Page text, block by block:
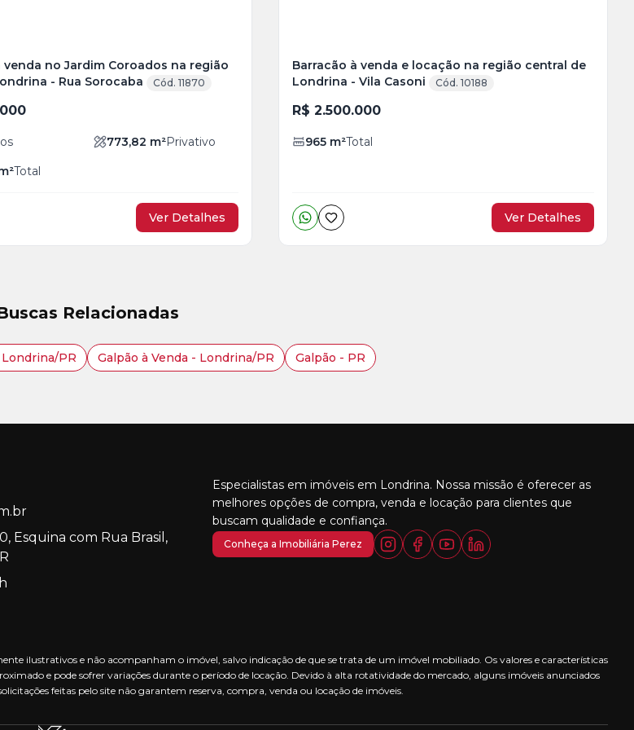
venda no Jardim Coroados na região
- Rua Sorocaba
Cód. 11870
773,82 m²Privativo
Total
Ver Detalhes
Barracão à venda e locação na região central de
Londrina - Vila Casoni
Cód. 10188
R$ 2.500.000
965m²Total
Ver Detalhes
Relacionadas
PR Galpão à Venda - Londrina/PR Galpão - PR
Esquina com Rua Brasil,
Especialistas em imóveis em Londrina. Nossa missão é oferecer as
melhores opções de compra, venda e locação para clientes que
buscam qualidade e confiança.
Conheça a Imobiliária Perez
ilustrativos e não acompanham o imóvel, salvo indicação de que se trata de um imóvel mobiliado. Os valores e características
e pode sofrer variações durante o período de locação. Devido à alta rotatividade do mercado, alguns imóveis anunciados
feitas pelo site não garantem reserva, compra, venda ou locação de imóveis.